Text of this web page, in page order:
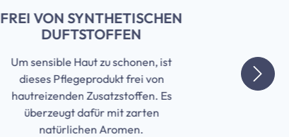
FREI VON SYNTHETISCHEN
DUFTSTOFFEN
Um sensible Haut zu schonen, ist
dieses Pflegeprodukt frei von
hautreizenden Zusatzstoffen. Es
überzeugt dafür mit zarten
natürlichen Aromen.